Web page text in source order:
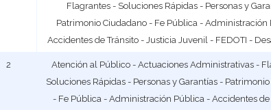
Flagrantes - Soluciones Rápidas - Personas y
Patrimonio Ciudadano - Fe Pública - Administración
Accidentes de Tránsito - Justicia Juvenil - FEDOTI -
2
Atención al Público - Actuaciones Administrativas -
Soluciones Rápidas - Personas y Garantías -
- Fe Pública - Administración Pública - Accidentes de